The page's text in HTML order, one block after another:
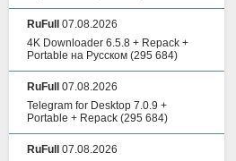
RuFull
07.08.2026
4K Downloader 6.5.8 + Repack +
Portable на Русском (295 684)
RuFull
07.08.2026
Telegram for Desktop 7.0.9 +
Portable + Repack (295 684)
RuFull
07.08.2026